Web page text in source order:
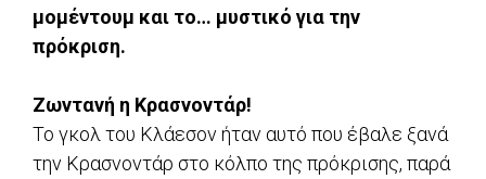
μομέντουμ και το… μυστικό για την
πρόκριση.
Ζωντανή η Κρασνοντάρ!
Το γκολ του Κλάεσον ήταν αυτό που έβαλε ξανά
την Κρασνοντάρ στο κόλπο της πρόκρισης, παρά